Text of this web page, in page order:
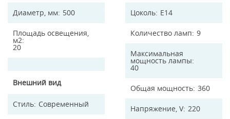
Диаметр, мм 500
Площадь освещения,
м2
20
Внешний вид
Стиль Современный
Цоколь E14
Количество ламп 9
Максимальная
мощность лампы
40
Общая мощность 360
Напряжение, V 220